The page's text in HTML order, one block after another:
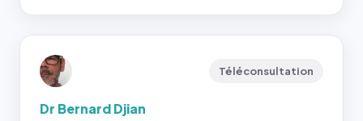
Téléconsultation
Dr Bernard Djian